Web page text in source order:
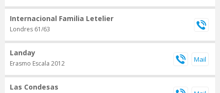
Internacional Familia Letelier
Londres 61/63
Landay
Erasmo Escala 2012
Las Condesas